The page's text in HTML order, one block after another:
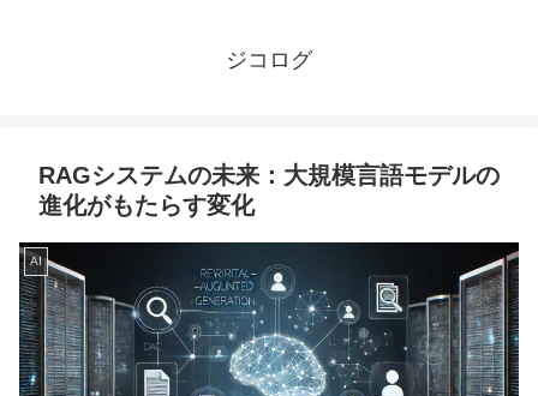
ジコログ
RAGシステムの未来：大規模言語モデルの
進化がもたらす変化
AI